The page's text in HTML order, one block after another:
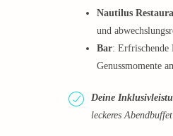
Nautilus
und
Bar: Erfrischende
Genussmomente
Deine
leckeres